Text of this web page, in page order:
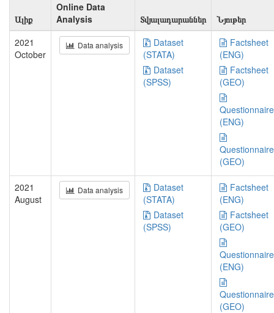
Ալիք
Online Data
Analysis
Տվյալադարաններ
Նյութեր
2021
October
Data analysis
Dataset
(STATA)
Dataset
(SPSS)
Factsheet
(ENG)
Factsheet
(GEO)
Questionnaire
(ENG)
Questionnaire
(GEO)
2021
August
Data analysis
Dataset
(STATA)
Dataset
(SPSS)
Factsheet
(ENG)
Factsheet
(GEO)
Questionnaire
(ENG)
Questionnaire
(GEO)